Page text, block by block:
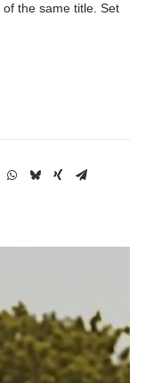
the same title. Set